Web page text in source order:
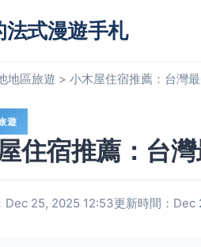
法式漫遊手札
地區旅遊 > 小木屋住宿推薦：台灣
遊
住宿推薦：台
Dec 25, 2025 12:53更新時間：